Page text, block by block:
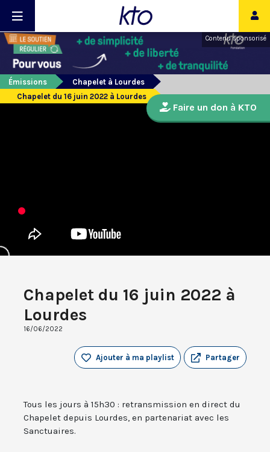
Contenu sponsorisé
Émissions
Chapelet à Lourdes
Chapelet du 16 juin 2022 à Lourdes
Chapelet du 16 juin 2022 à
Lourdes
16/06/2022
Partager
Ajouter à ma playlist
Tous les jours à 15h30 : retransmission en direct du
Chapelet depuis Lourdes, en partenariat avec les
Sanctuaires.
Faire un don à KTO